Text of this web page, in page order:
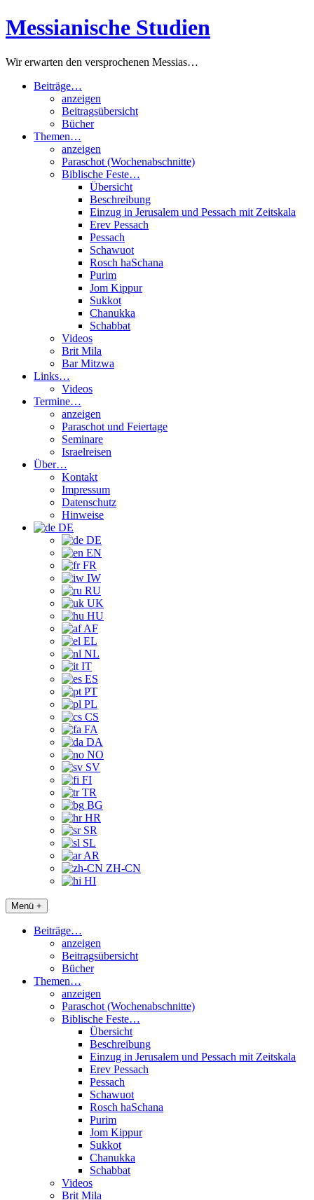
Zum
Inhalt
Messianische Studien
Wir erwarten den versprochenen Messias…
Beiträge…
anzeigen
Beitragsübersicht
Bücher
Themen…
anzeigen
Paraschot (Wochenabschnitte)
Biblische Feste…
Übersicht
Beschreibung
Einzug in Jerusalem und Pessach mit Zeitskala
Erev Pessach
Pessach
Schawuot
Rosch haSchana
Purim
Jom Kippur
Sukkot
Chanukka
Schabbat
Videos
Brit Mila
Bar Mitzwa
Links…
Videos
Termine…
anzeigen
Paraschot und Feiertage
Seminare
Israelreisen
Über…
Kontakt
Impressum
Datenschutz
Hinweise
DE
DE
EN
FR
IW
RU
UK
HU
AF
EL
NL
IT
ES
PT
PL
CS
FA
DA
NO
SV
FI
TR
BG
HR
SR
SL
AR
ZH-CN
HI
Menü +
Beiträge…
anzeigen
Beitragsübersicht
Bücher
Themen…
anzeigen
Paraschot (Wochenabschnitte)
Biblische Feste…
Übersicht
Beschreibung
Einzug in Jerusalem und Pessach mit Zeitskala
Erev Pessach
Pessach
Schawuot
Rosch haSchana
Purim
Jom Kippur
Sukkot
Chanukka
Schabbat
Videos
Brit Mila